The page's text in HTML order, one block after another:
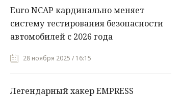
Euro NCAP кардинально меняет
систему тестирования безопасности
автомобилей с 2026 года
28 ноября 2025 / 16:15
Легендарный хакер EMPRESS